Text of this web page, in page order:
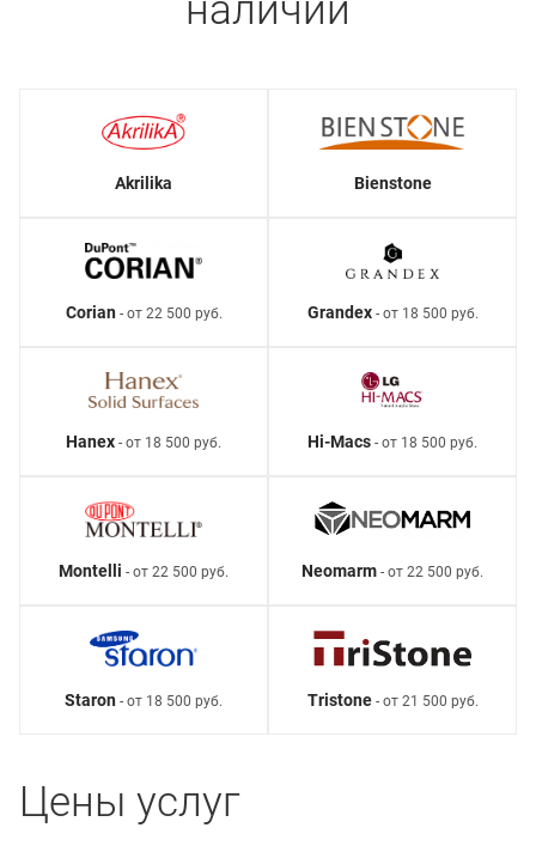
Akrilika Bienstone
Corian- от 22 500 руб. Grandex- от 18 500 руб.
Hanex - от 18 500 руб. Hi-Macs - от 18 500 руб.
Montelli - от 22 500 руб. Neomarm - от 22 500 руб.
Staron - от 18 500 руб. Tristone- от 21 500 руб.
Цены услуг